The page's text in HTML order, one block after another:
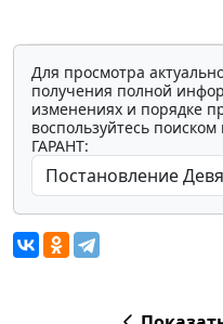
Для просмотра
получения полной
изменениях и порядке
воспользуйтесь
ГАРАНТ: